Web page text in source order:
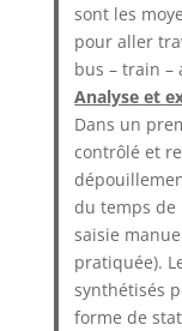
sont les
pour aller
bus – train –
Analyse et
Dans un
contrôlé et
du temps de
saisie
pratiquée).
synthétisés
forme de